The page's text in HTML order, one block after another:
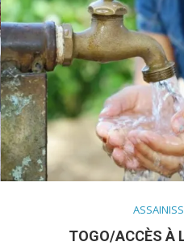
TOGO/ACCÈS À